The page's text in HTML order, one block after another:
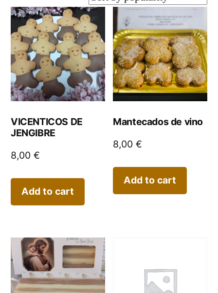
VICENTICOS DE
JENGIBRE
8,00 €
Add to cart
Mantecados de vino
8,00€
Add to cart